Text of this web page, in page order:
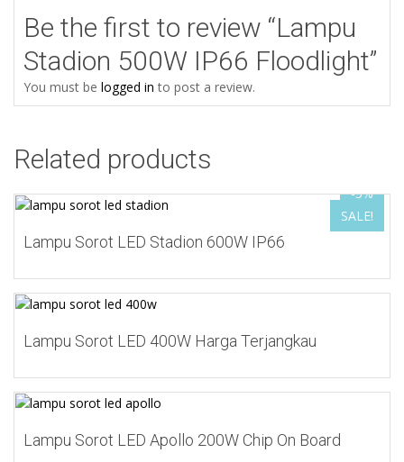
Be the first to review “Lampu
Stadion 500W IP66 Floodlight”
You must be logged in to post a review.
Related products
SALE!
-5%
Lampu Sorot LED Stadion 600W IP66
Lampu Sorot LED 400W Harga Terjangkau
Lampu Sorot LED Apollo 200W Chip On Board
Add to Wishlist